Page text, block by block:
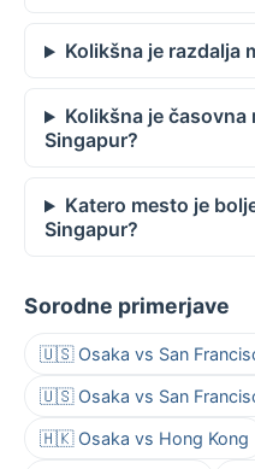
Kolikšna je razdalja
Kolikšna je časovna
Singapur?
Katero mesto je
Singapur?
Sorodne primerjave
🇺🇸 Osaka vs San
🇺🇸 Osaka vs San
🇭🇰 Osaka vs Hong Kong